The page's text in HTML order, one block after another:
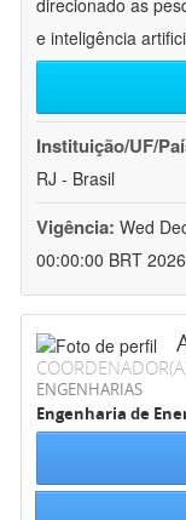
direcionado as
e inteligência
Instituição/UF/
RJ - Brasil
Vigência: Wed
00:00:00 BRT 2026
ENGENHARIAS
Engenharia de